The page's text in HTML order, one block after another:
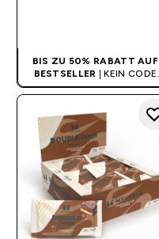
BIS ZU 50% RABATT AUF
BESTSELLER | KEIN CODE
BENÖTIGT